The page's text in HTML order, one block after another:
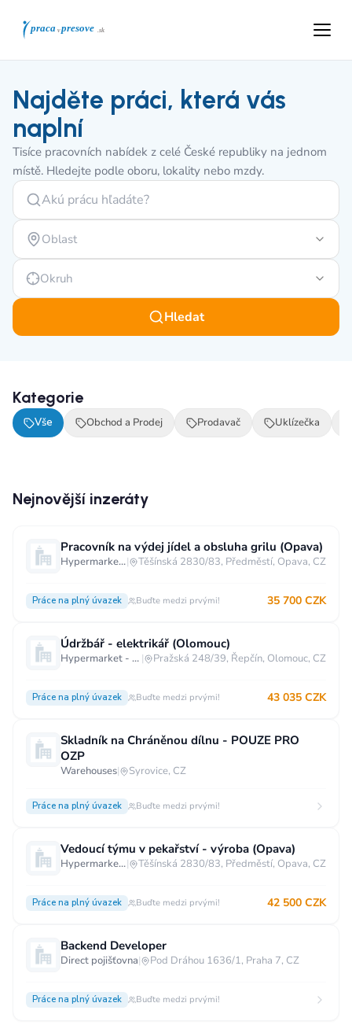
Najděte práci, která vás
naplní
Tisíce pracovních nabídek z celé České republiky na jednom
místě. Hledejte podle oboru, lokality nebo mzdy.
Oblast
Okruh
Hledat
Kategorie
Vše Obchod a Prodej Prodavač Uklízečka
Nejnovější inzeráty
Pracovník na výdej jídel a obsluha grilu (Opava)
Hypermarket - Opava| Těšínská 2830/83, Předměstí, Opava, CZ
Práce na plný úvazek Buďte medzi prvými! 35 700 CZK
Údržbář - elektrikář (Olomouc)
Hypermarket - Olomouc | Pražská 248/39, Řepčín, Olomouc, CZ
Práce na plný úvazek Buďte medzi prvými! 43 035 CZK
Skladník na Chráněnou dílnu - POUZE PRO
OZP
Warehouses| Syrovice, CZ
Práce na plný úvazek Buďte medzi prvými!
Vedoucí týmu v pekařství - výroba (Opava)
Hypermarket - Opava| Těšínská 2830/83, Předměstí, Opava, CZ
Práce na plný úvazek Buďte medzi prvými! 42 500 CZK
Backend Developer
Direct pojišťovna| Pod Dráhou 1636/1, Praha 7, CZ
Práce na plný úvazek Buďte medzi prvými!